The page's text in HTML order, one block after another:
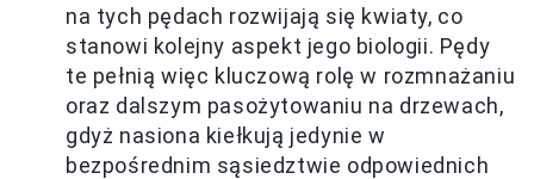
na tych pędach rozwijają się kwiaty, co
stanowi kolejny aspekt jego biologii. Pędy
te pełnią więc kluczową rolę w rozmnażaniu
oraz dalszym pasożytowaniu na drzewach,
gdyż nasiona kiełkują jedynie w
bezpośrednim sąsiedztwie odpowiednich